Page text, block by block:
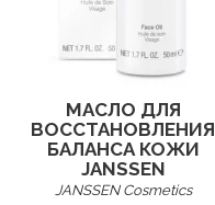
МАСЛО ДЛЯ
ВОССТАНОВЛЕНИЯ
БАЛАНСА КОЖИ
JANSSEN
JANSSEN Cosmetics